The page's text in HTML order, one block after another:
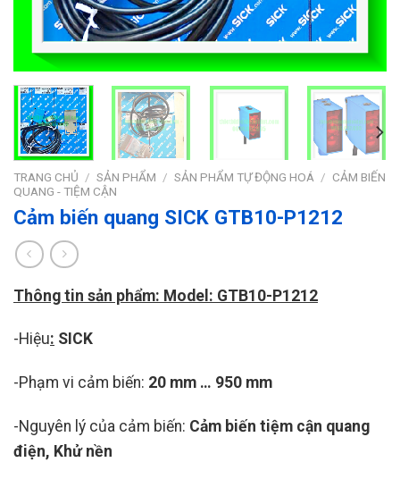
TRANG CHỦ / SẢN PHẨM / SẢN PHẨM TỰ ĐỘNG HOÁ / CẢM BIẾN
QUANG - TIỆM CẬN
Cảm biến quang SICK GTB10-P1212
Thông tin sản phẩm: Model: GTB10-P1212
-Hiệu: SICK
-Phạm vi cảm biến: 20 mm … 950 mm
-Nguyên lý của cảm biến: Cảm biến tiệm cận quang
điện, Khử nền